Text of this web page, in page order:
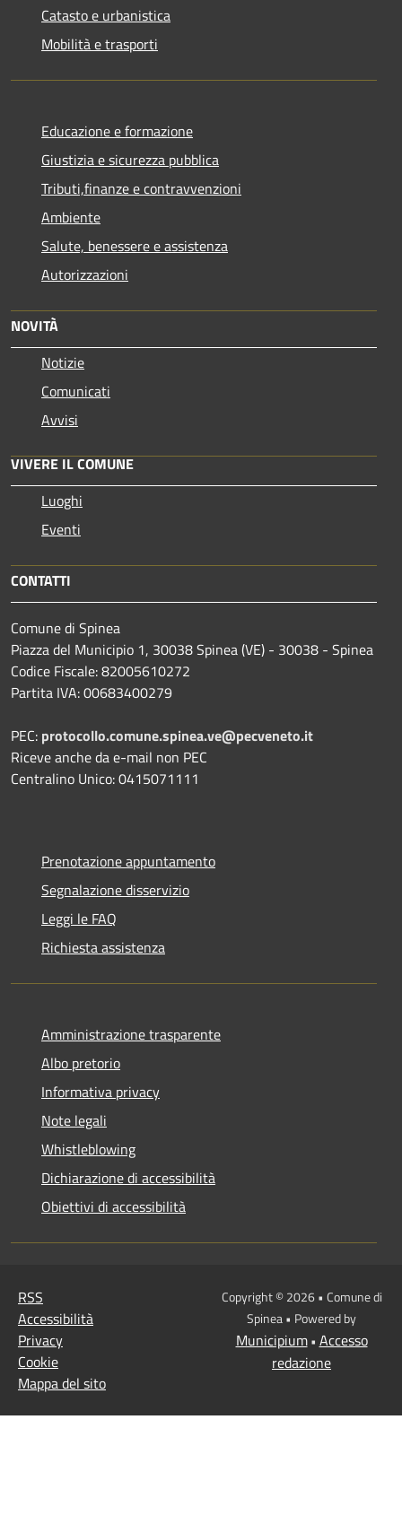
Catasto e urbanistica
Mobilità e trasporti
Educazione e formazione
Giustizia e sicurezza pubblica
Tributi,finanze e contravvenzioni
Ambiente
Salute, benessere e assistenza
Autorizzazioni
NOVITÀ
Notizie
Comunicati
Avvisi
VIVERE IL COMUNE
Luoghi
Eventi
CONTATTI
Comune di Spinea
Piazza del Municipio 1, 30038 Spinea (VE) - 30038 - Spinea
Codice Fiscale: 82005610272
Partita IVA: 00683400279
PEC: protocollo.comune.spinea.ve@pecveneto.it
Riceve anche da e-mail non PEC
Centralino Unico: 0415071111
Prenotazione appuntamento
Segnalazione disservizio
Leggi le FAQ
Richiesta assistenza
Amministrazione trasparente
Albo pretorio
Informativa privacy
Note legali
Whistleblowing
Dichiarazione di accessibilità
Obiettivi di accessibilità
RSS
Accessibilità
Privacy
Cookie
Mappa del sito
Copyright © 2026 • Comune di
Spinea • Powered by
Municipium• Accesso
redazione